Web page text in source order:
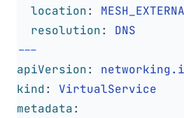
location:
resolution:
DNS
---
apiVersion:
kind:
VirtualService
metadata: